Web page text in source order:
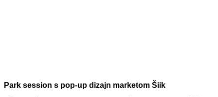
Park session s pop-up dizajn marketom Šiik